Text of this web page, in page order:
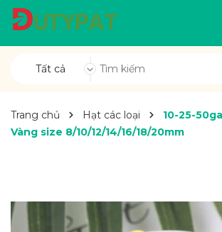
Tất cả
Trang chủ Hạt các loại
10-25-
Vàng size 8/10/12/14/16/18/20mm